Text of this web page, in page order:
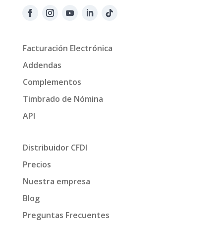
Facturación Electrónica
Addendas
Complementos
Timbrado de Nómina
API
Distribuidor CFDI
Precios
Nuestra empresa
Blog
Preguntas Frecuentes